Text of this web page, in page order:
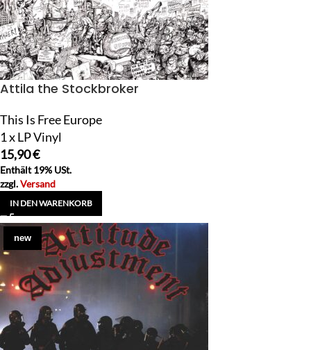
Attila the Stockbroker
This Is Free Europe
1 x LP Vinyl
15,90€
Enthält 19% USt.
zzgl.Versand
IN DEN WARENKORB
new